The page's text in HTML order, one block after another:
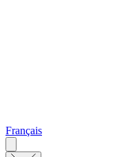
Français